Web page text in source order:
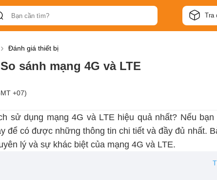
Tra
Đánh giá thiết bị
sánh mạng 4G và LTE
+07)
sử dụng mạng 4G và LTE hiệu quả nhất? Nếu bạn
để có được những thông tin chi tiết và đầy đủ nhất.
lý và sự khác biệt của mạng 4G và LTE.